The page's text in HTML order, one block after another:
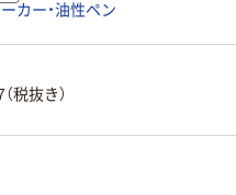
カー・油性ペン
税抜き）